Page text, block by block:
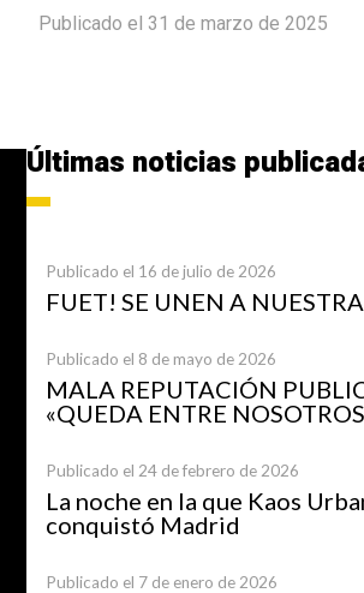
Publicado el 31 de marzo de 2025
Últimas noticias
Publicado el 16 de julio de 2026
FUET! SE UNEN A
Publicado el 8 de mayo de 2026
MALA REPUTACIÓN
«QUEDA ENTRE
Publicado el 24 de febrero de 2026
La noche en la que Kaos
conquistó Madrid
Publicado el 7 de enero de 2026